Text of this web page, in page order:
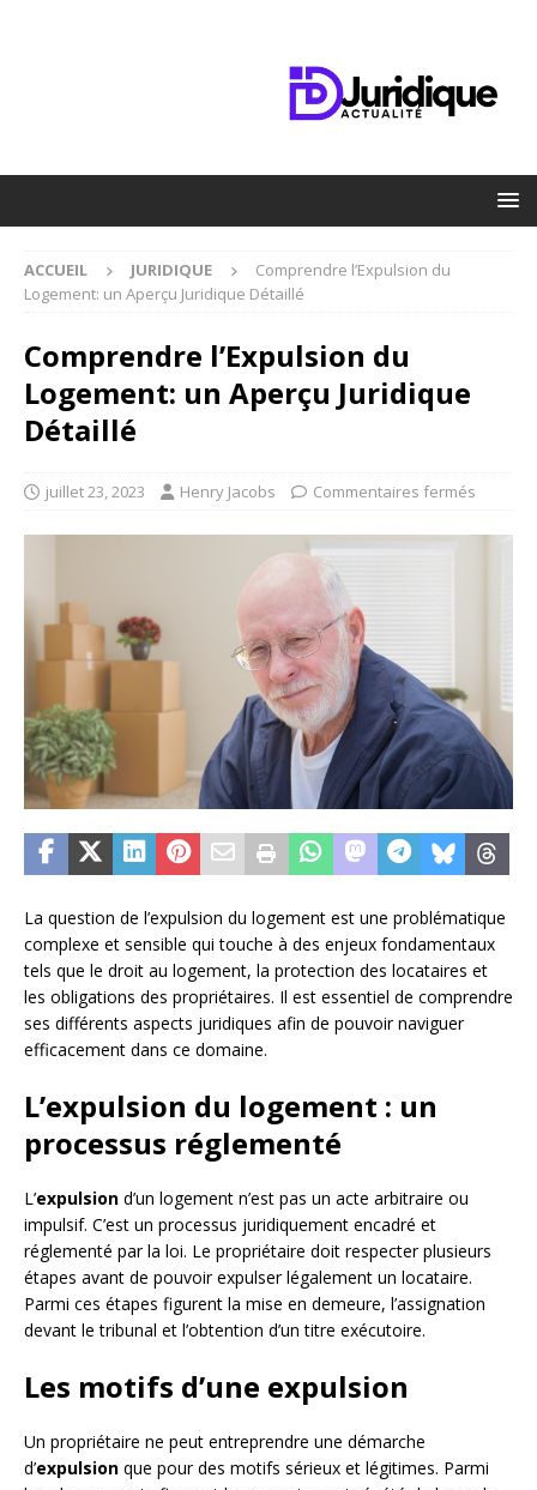
ACCUEIL JURIDIQUE
Comprendre l’Expulsion du
Logement: un Aperçu Juridique Détaillé
Comprendre l’Expulsion du
Logement: un Aperçu Juridique
Détaillé
juillet 23, 2023 Henry Jacobs Commentaires fermés
La question de l’expulsion du logement est une problématique
complexe et sensible qui touche à des enjeux fondamentaux
tels que le droit au logement, la protection des locataires et
les obligations des propriétaires. Il est essentiel de comprendre
ses différents aspects juridiques afin de pouvoir naviguer
efficacement dans ce domaine.
L’expulsion du logement : un
processus réglementé
L’expulsion d’un logement n’est pas un acte arbitraire ou
impulsif. C’est un processus juridiquement encadré et
réglementé par la loi. Le propriétaire doit respecter plusieurs
étapes avant de pouvoir expulser légalement un locataire.
Parmi ces étapes figurent la mise en demeure, l’assignation
devant le tribunal et l’obtention d’un titre exécutoire.
Les motifs d’une expulsion
Un propriétaire ne peut entreprendre une démarche
d’expulsion que pour des motifs sérieux et légitimes. Parmi